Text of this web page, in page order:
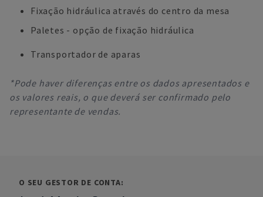
Fixação hidráulica através do centro da mesa
Paletes - opção de fixação hidráulica
Transportador de aparas
*Pode haver diferenças entre os dados apresentados e
os valores reais, o que deverá ser confirmado pelo
representante de vendas.
O SEU GESTOR DE CONTA: